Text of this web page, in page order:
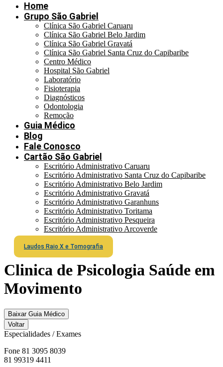
Home
Grupo São Gabriel
Clínica São Gabriel Caruaru
Clínica São Gabriel Belo Jardim
Clínica São Gabriel Gravatá
Clínica São Gabriel Santa Cruz do Capibaribe
Centro Médico
Hospital São Gabriel
Laboratório
Fisioterapia
Diagnósticos
Odontologia
Remoção
Guia Médico
Blog
Fale Conosco
Cartão São Gabriel
Escritório Administrativo Caruaru
Escritório Administrativo Santa Cruz do Capibaribe
Escritório Administrativo Belo Jardim
Escritório Administrativo Gravatá
Escritório Administrativo Garanhuns
Escritório Administrativo Toritama
Escritório Administrativo Pesqueira
Escritório Administrativo Arcoverde
Laudos Raio X e Tomografia
Clinica de Psicologia Saúde em
Movimento
Baixar Guia Médico
Voltar
Especialidades / Exames
Fone 81 3095 8039
81 99319 4411